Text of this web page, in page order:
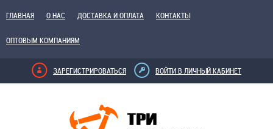
ГЛАВНАЯ О НАС ДОСТАВКА И ОПЛАТА КОНТАКТЫ
ОПТОВЫМ КОМПАНИЯМ
ЗАРЕГИСТРИРОВАТЬСЯ ВОЙТИ В ЛИЧНЫЙ КАБИНЕТ